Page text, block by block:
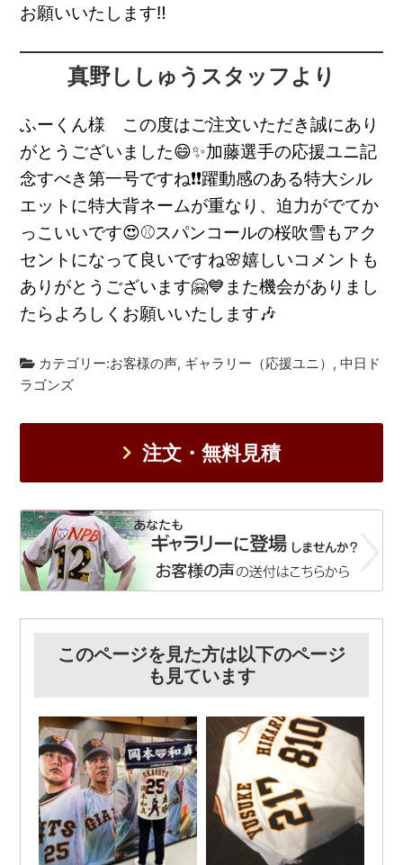
お願いいたします‼️
真野ししゅうスタッフより
ふーくん様 この度はご注文いただき誠にあり
がとうございました😄✨加藤選手の応援ユニ記
念すべき第一号ですね❗❗躍動感のある特大シル
エットに特大背ネームが重なり、迫力がでてか
っこいいです😍⚾スパンコールの桜吹雪もアク
セントになって良いですね🌸嬉しいコメントも
ありがとうございます🤗💙また機会がありまし
たらよろしくお願いいたします🎶
カテゴリー:お客様の声, ギャラリー（応援ユニ） ,中日ド
ラゴンズ
注文・無料見積
このページを見た方は以下のページ
も見ています